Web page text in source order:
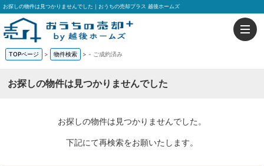
お探しの物件は見つかりませんでした｜おうちの売却プラス 越後ホームズ
TOPページ > 物件検索 > - ご成約済み
お探しの物件は見つかりませんでした
お探しの物件は見つかりませんでした。
下記にて再検索をお願いたします。